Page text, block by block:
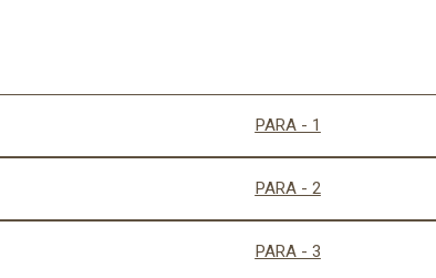
PARA - 1
PARA - 2
PARA - 3